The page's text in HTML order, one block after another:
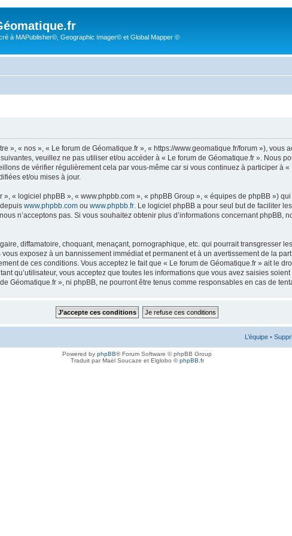
à MAPublisher©, Geographic Imager© et Global Mapper ©
», « nos », « Le forum de Géomatique.fr », « https://www.geomatique.fr/forum »),
veuillez ne pas utiliser et/ou accéder à « Le forum de Géomatique.fr ». Nous
de vérifier régulièrement cela par vous-même car si vous continuez à participer à
et/ou mises à jour.
« logiciel phpBB », « www.phpbb.com », « phpBB Group », « équipes de phpBB »)
www.phpbb.com ou www.phpbb.fr. Le logiciel phpBB a pour seul but de faciliter
n’acceptons pas. Si vous souhaitez obtenir plus d’informations concernant phpBB,
diffamatoire, choquant, menaçant, pornographique, etc. qui pourrait transgresser
exposez à un bannissement immédiat et permanent et à un avertissement de la
de ces conditions. Vous acceptez le fait que « Le forum de Géomatique.fr » ait le
qu’utilisateur, vous acceptez que toutes les informations que vous avez saisies
Géomatique.fr », ni phpBB, ne pourront être tenus comme responsables en cas de
L’équipe •
Powered by phpBB® Forum Software © phpBB Group
Traduit par Maël Soucaze et Elglobo ©phpBB.fr